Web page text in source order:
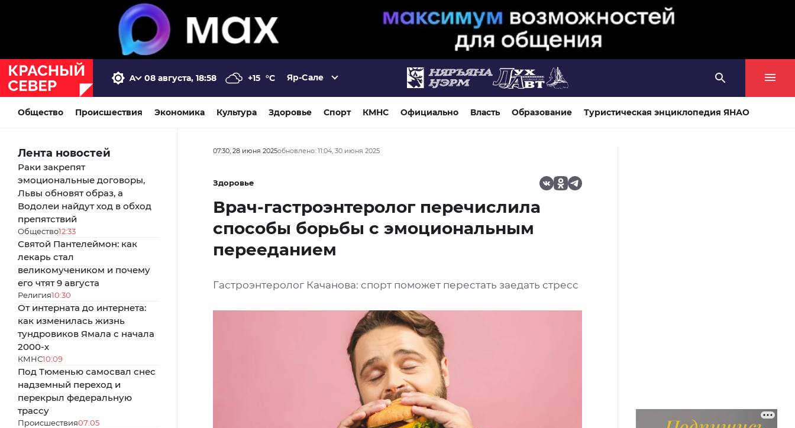
08 августа, 18:58 +15 °C Яр-Сале
Общество Происшествия Экономика Культура Здоровье Спорт КМНС Официально Власть Образование Туристическая энциклопедия ЯНАО
Лента новостей
Раки закрепят
эмоциональные договоры,
Львы обновят образ, а
Водолеи найдут ход в обход
препятствий
Общество12:33
Святой Пантелеймон: как
лекарь стал
великомучеником и почему
его чтят 9 августа
Религия10:30
От интерната до интернета:
как изменилась жизнь
тундровиков Ямала с начала
2000-х
КМНС10:09
Под Тюменью самосвал снес
надземный переход и
перекрыл федеральную
трассу
Происшествия07:05
07:30, 28 июня 2025обновлено: 11:04, 30 июня 2025
Здоровье
Врач-гастроэнтеролог перечислила
способы борьбы с эмоциональным
перееданием
Гастроэнтеролог Качанова: спорт поможет перестать заедать стресс